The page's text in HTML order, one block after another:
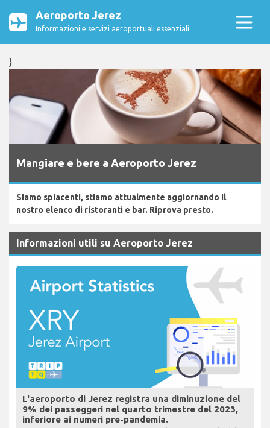
Aeroporto Jerez
Informazioni e servizi aeroportuali essenziali
}
Mangiare e bere a Aeroporto Jerez
Siamo spiacenti, stiamo attualmente aggiornando il
nostro elenco di ristoranti e bar. Riprova presto.
Informazioni utili su Aeroporto Jerez
L'aeroporto di Jerez registra una diminuzione del
9% dei passeggeri nel quarto trimestre del 2023,
inferiore ai numeri pre-pandemia.